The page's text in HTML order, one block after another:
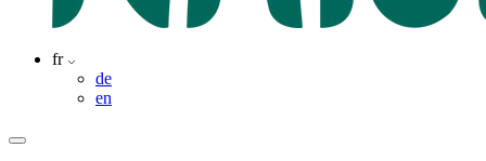
fr
de
en